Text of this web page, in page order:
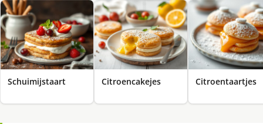
Schuimijstaart Citroencakejes Citroentaartjes